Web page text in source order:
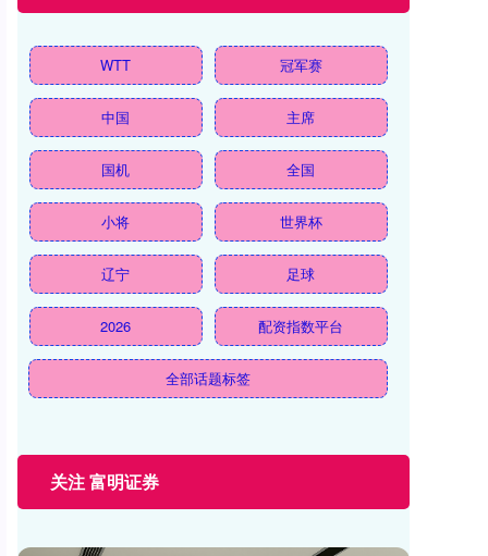
WTT 冠军赛
中国 主席
国机 全国
小将 世界杯
辽宁 足球
2026 配资指数平台
全部话题标签
关注 富明证券